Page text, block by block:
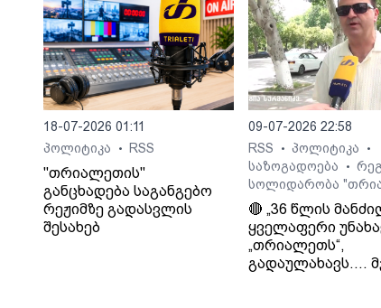
18-07-2026 01:11
პოლიტიკა
• RSS
"თრიალეთის"
განცხადება საგანგებო
რეჟიმზე გადასვლის
შესახებ
09-07-2026 22:58
RSS
• პოლიტიკა •
საზოგადოება •
სოლიდარობა
🔴 „36 წლის
ყველაფერი
„თრიალეთს“,
გადაულახავს....